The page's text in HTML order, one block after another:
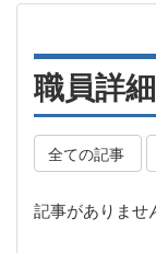
職員詳細
全ての記事
記事がありませ